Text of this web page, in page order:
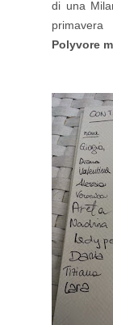
di una
Polyvore